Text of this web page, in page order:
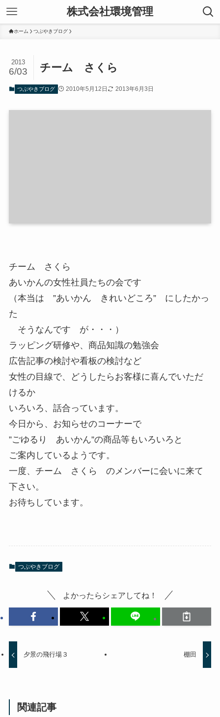
株式会社環境管理
ホーム つぶやきブログ
チーム さくら
2013
6/03
つぶやきブログ 2010年5月12日 2013年6月3日
チーム さくら
あいかんの女性社員たちの会です
（本当は ”あいかん きれいどころ” にしたかっ
た
そうなんです が・・・）
ラッピング研修や、商品知識の勉強会
広告記事の検討や看板の検討など
女性の目線で、どうしたらお客様に喜んでいただ
けるか
いろいろ、話合っています。
今日から、お知らせのコーナーで
”ごゆるり あいかん”の商品等もいろいろと
ご案内しているようです。
一度、チーム さくら のメンバーに会いに来て
下さい。
お待ちしています。
つぶやきブログ
よかったらシェアしてね！
夕景の飛行場３ 棚田
関連記事